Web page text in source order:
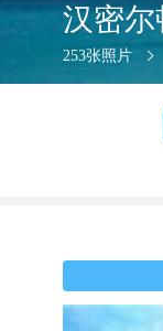
汉密
253张照片